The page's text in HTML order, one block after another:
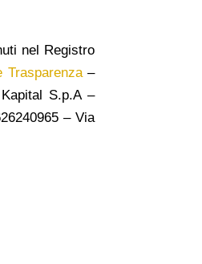
nel Registro
Trasparenza–
S.p.A –
– Via